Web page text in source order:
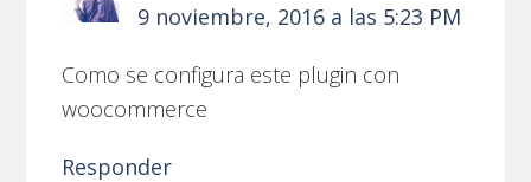
9 noviembre, 2016 a las 5:23 PM
Como se configura este plugin con
woocommerce
Responder